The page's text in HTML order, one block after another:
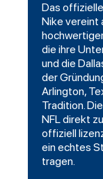
Das offizielle
Nike vereint
die ihre
und die
der
Arlington,
Tradition.
NFL direkt
offiziell
ein echtes
tragen.